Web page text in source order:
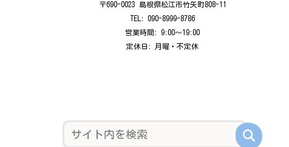
〒690-0023 島根県松江市竹矢町808-11
TEL: 090-8999-8786
営業時間: 9:00〜19:00
定休日: 月曜・不定休